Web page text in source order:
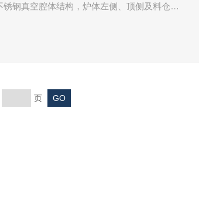
钢真空腔体结构，炉体左侧、顶侧及料仓均
页